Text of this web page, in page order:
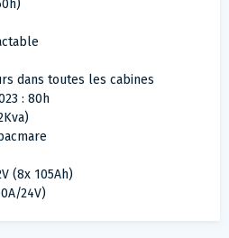
dans toutes les cabines
: 80h
(8x 105Ah)
24V)